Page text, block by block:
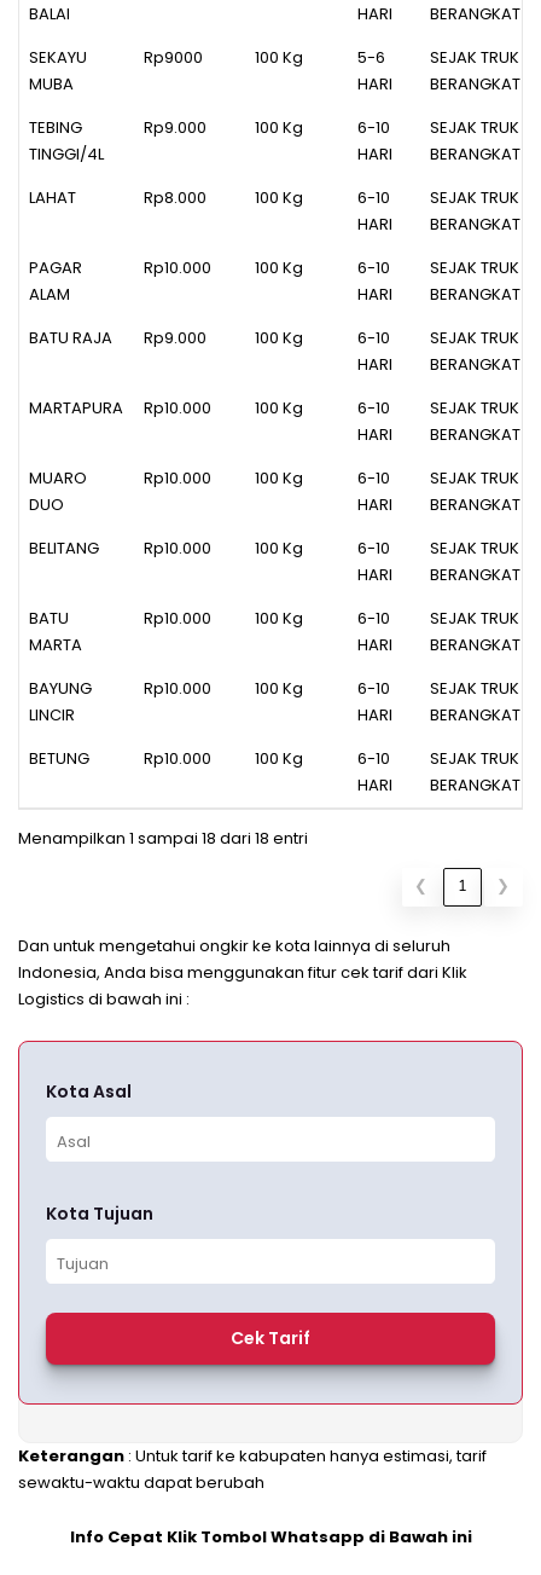
BALAI
HARI
BERANGKAT
SEKAYU
MUBA
Rp9000 100 Kg
5-6
HARI
SEJAK TRUK
BERANGKAT
TEBING
TINGGI/4L
Rp9.000 100 Kg
6-10
HARI
SEJAK TRUK
BERANGKAT
LAHAT
Rp8.000 100 Kg
6-10
HARI
SEJAK TRUK
BERANGKAT
PAGAR
ALAM
Rp10.000 100 Kg
6-10
HARI
SEJAK TRUK
BERANGKAT
BATU RAJA
Rp9.000 100 Kg
6-10
HARI
SEJAK TRUK
BERANGKAT
MARTAPURA
Rp10.000 100 Kg
6-10
HARI
SEJAK TRUK
BERANGKAT
MUARO
DUO
Rp10.000 100 Kg
6-10
HARI
SEJAK TRUK
BERANGKAT
BELITANG
Rp10.000 100 Kg
6-10
HARI
SEJAK TRUK
BERANGKAT
BATU
MARTA
Rp10.000 100 Kg
6-10
HARI
SEJAK TRUK
BERANGKAT
BAYUNG
LINCIR
Rp10.000 100 Kg
6-10
HARI
SEJAK TRUK
BERANGKAT
BETUNG
Rp10.000 100 Kg
6-10
HARI
SEJAK TRUK
BERANGKAT
Menampilkan 1 sampai 18 dari 18 entri
❮ 1 ❯
Dan untuk mengetahui ongkir ke kota lainnya di seluruh
Indonesia, Anda bisa menggunakan fitur cek tarif dari Klik
Logistics di bawah ini :
Kota Asal
Kota Tujuan
Cek Tarif
Keterangan : Untuk tarif ke kabupaten hanya estimasi, tarif
sewaktu-waktu dapat berubah
Info Cepat Klik Tombol Whatsapp di Bawah ini